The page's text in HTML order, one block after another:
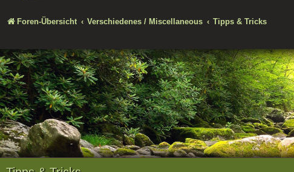
Foren-Übersicht Verschiedenes / Miscellaneous Tipps & Tricks